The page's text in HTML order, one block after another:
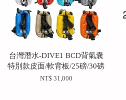
台灣潛水-DIVE1 BCD背氣囊
特別款皮面/軟背板/25磅/30磅
NT$ 31,000